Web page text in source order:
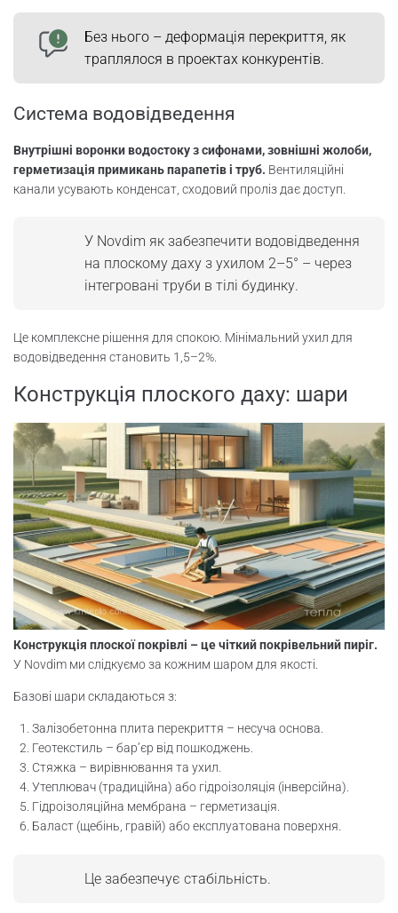
Без нього – деформація перекриття, як
траплялося в проектах конкурентів.
Система водовідведення
Внутрішні воронки водостоку з сифонами, зовнішні жолоби,
герметизація примикань парапетів і труб. Вентиляційні
канали усувають конденсат, сходовий проліз дає доступ.
У Novdim як забезпечити водовідведення
на плоскому даху з ухилом 2–5° – через
інтегровані труби в тілі будинку.
Це комплексне рішення для спокою. Мінімальний ухил для
водовідведення становить 1,5–2%.
Конструкція плоского даху: шари
Конструкція плоскої покрівлі – це чіткий покрівельний пиріг.
У Novdim ми слідкуємо за кожним шаром для якості.
Базові шари складаються з:
Залізобетонна плита перекриття – несуча основа.
Геотекстиль – бар’єр від пошкоджень.
Стяжка – вирівнювання та ухил.
Утеплювач (традиційна) або гідроізоляція (інверсійна).
Гідроізоляційна мембрана – герметизація.
Баласт (щебінь, гравій) або експлуатована поверхня.
Це забезпечує стабільність.